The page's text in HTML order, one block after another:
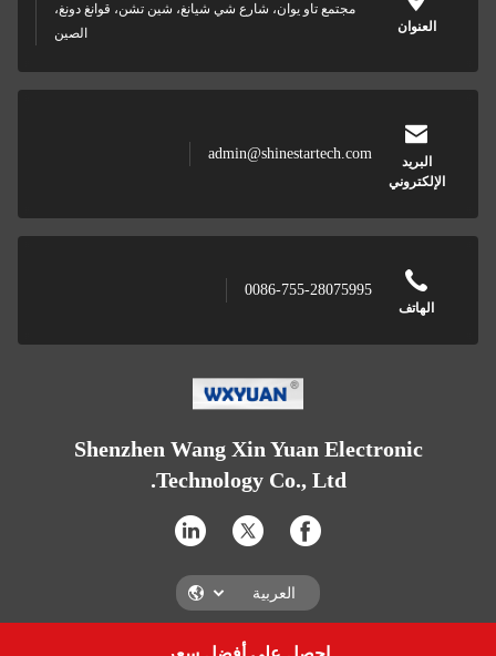
العنوان
مجتمع تاو يوان، شارع شي شيانغ، شين تشن، قوانغ دونغ،
الصين
البريد
الإلكتروني
admin@shinestartech.com
الهاتف
0086-755-28075995
Shenzhen Wang Xin Yuan Electronic
Technology Co., Ltd.